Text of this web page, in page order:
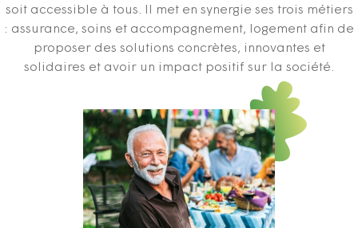
soit accessible à tous. Il met en synergie ses trois métiers
: assurance, soins et accompagnement, logement afin de
proposer des solutions concrètes, innovantes et
solidaires et avoir un impact positif sur la société.